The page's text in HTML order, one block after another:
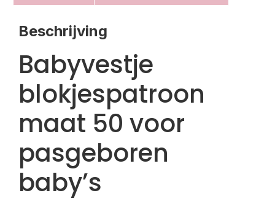
Beschrijving
Babyvestje
blokjespatroon
maat 50 voor
pasgeboren
baby’s